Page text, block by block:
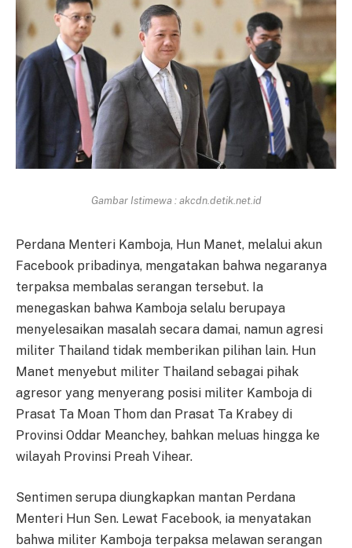
Gambar Istimewa : akcdn.detik.net.id
Perdana Menteri Kamboja, Hun Manet, melalui akun
Facebook pribadinya, mengatakan bahwa negaranya
terpaksa membalas serangan tersebut. Ia
menegaskan bahwa Kamboja selalu berupaya
menyelesaikan masalah secara damai, namun agresi
militer Thailand tidak memberikan pilihan lain. Hun
Manet menyebut militer Thailand sebagai pihak
agresor yang menyerang posisi militer Kamboja di
Prasat Ta Moan Thom dan Prasat Ta Krabey di
Provinsi Oddar Meanchey, bahkan meluas hingga ke
wilayah Provinsi Preah Vihear.
Sentimen serupa diungkapkan mantan Perdana
Menteri Hun Sen. Lewat Facebook, ia menyatakan
bahwa militer Kamboja terpaksa melawan serangan